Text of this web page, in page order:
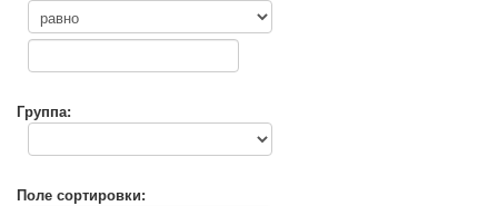
Группа:
Поле сортировки: